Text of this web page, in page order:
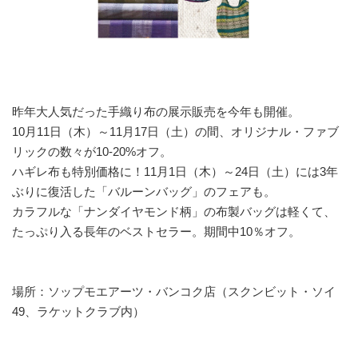
昨年大人気だった手織り布の展示販売を今年も開催。
10月11日（木）～11月17日（土）の間、オリジナル・ファブ
リックの数々が10-20%オフ。
ハギレ布も特別価格に！11月1日（木）～24日（土）には3年
ぶりに復活した「バルーンバッグ」のフェアも。
カラフルな「ナンダイヤモンド柄」の布製バッグは軽くて、
たっぷり入る長年のベストセラー。期間中10％オフ。
場所：ソップモエアーツ・バンコク店（スクンビット・ソイ
49、ラケットクラブ内）